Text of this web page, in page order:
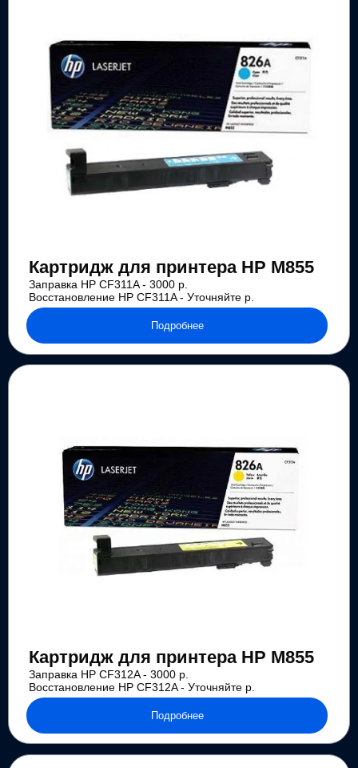
Картридж для принтера HP M855
Заправка HP CF311A - 3000 р.
Восстановление HP CF311A - Уточняйте р.
Подробнее
Картридж для принтера HP M855
Заправка HP CF312A - 3000 р.
Восстановление HP CF312A - Уточняйте р.
Подробнее